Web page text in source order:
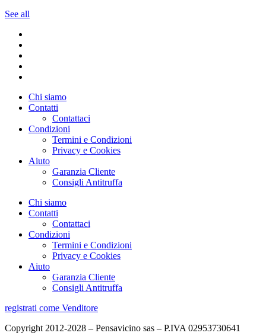
See all
Chi siamo
Contatti
Contattaci
Condizioni
Termini e Condizioni
Privacy e Cookies
Aiuto
Garanzia Cliente
Consigli Antitruffa
Chi siamo
Contatti
Contattaci
Condizioni
Termini e Condizioni
Privacy e Cookies
Aiuto
Garanzia Cliente
Consigli Antitruffa
registrati come Venditore
Copyright 2012-2028 – Pensavicino sas – P.IVA 02953730641